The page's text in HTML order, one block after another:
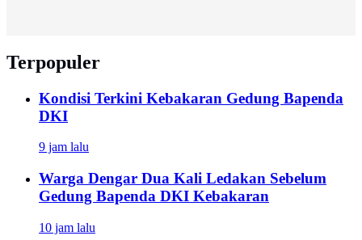
Terpopuler
Kondisi Terkini Kebakaran Gedung Bapenda
DKI
9 jam lalu
Warga Dengar Dua Kali Ledakan Sebelum
Gedung Bapenda DKI Kebakaran
10 jam lalu